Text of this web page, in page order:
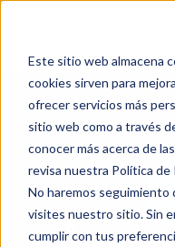
Este sitio web almacena
cookies sirven para
ofrecer servicios más
sitio web como a través
conocer más acerca de
revisa nuestra Política de
No haremos seguimiento
visites nuestro sitio. Sin
cumplir con tus
Volver
Impulsa tu
Siguiente